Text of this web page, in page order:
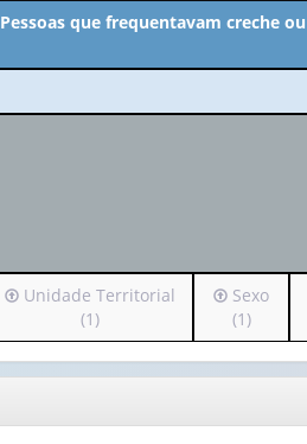
Pessoas que frequentavam creche
Irá
o
cabeçalho
Unidade Territorial
(1)
Irá
para
o
cabeçalho
Sexo
(1)